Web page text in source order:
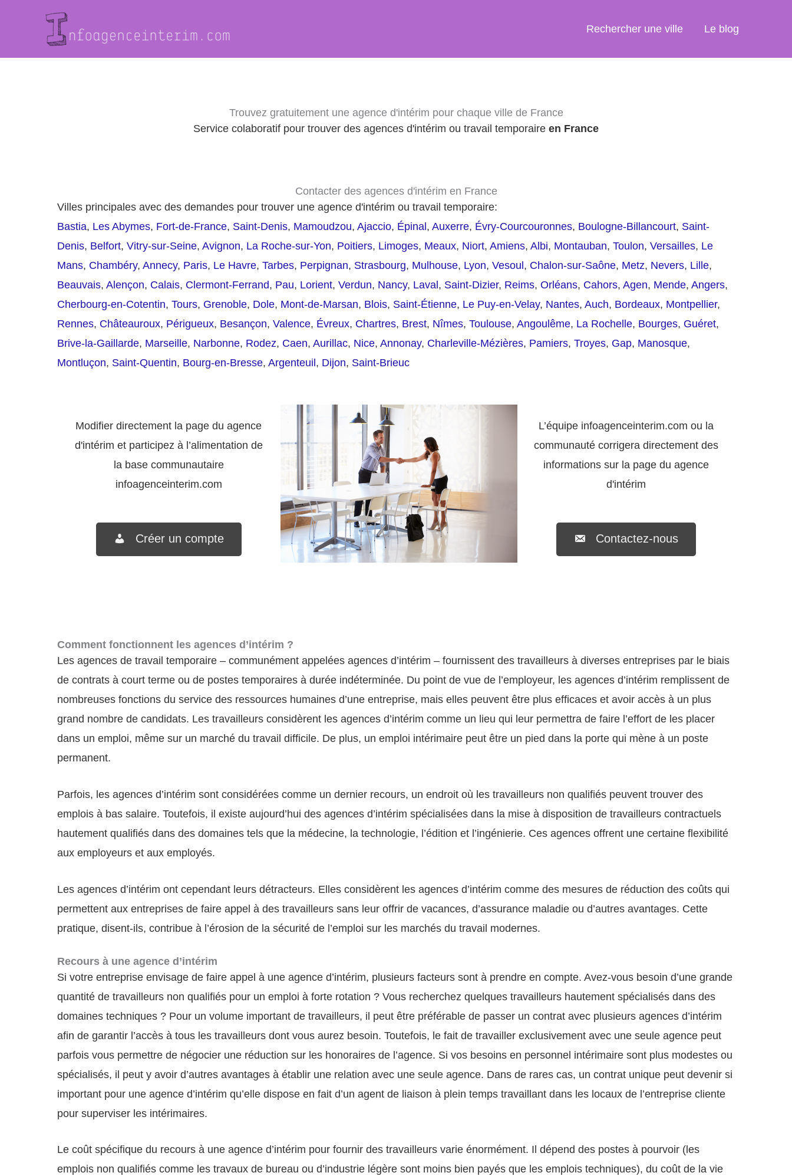
Rechercher une ville Le blog
Trouvez gratuitement une agence d'intérim pour chaque ville de France
Service colaboratif pour trouver des agences d'intérim ou travail temporaire en France
Contacter des agences d'intérim en France
Villes principales avec des demandes pour trouver une agence d'intérim ou travail temporaire:
Bastia, Les Abymes, Fort-de-France, Saint-Denis, Mamoudzou, Ajaccio, Épinal, Auxerre, Évry-Courcouronnes, Boulogne-Billancourt, Saint-
Denis, Belfort, Vitry-sur-Seine, Avignon, La Roche-sur-Yon, Poitiers, Limoges, Meaux, Niort, Amiens, Albi, Montauban, Toulon, Versailles, Le
Mans, Chambéry, Annecy, Paris, Le Havre, Tarbes, Perpignan, Strasbourg, Mulhouse, Lyon, Vesoul, Chalon-sur-Saône, Metz, Nevers, Lille,
Beauvais, Alençon, Calais, Clermont-Ferrand, Pau, Lorient, Verdun, Nancy, Laval, Saint-Dizier, Reims, Orléans, Cahors, Agen, Mende, Angers,
Cherbourg-en-Cotentin, Tours, Grenoble, Dole, Mont-de-Marsan, Blois, Saint-Étienne, Le Puy-en-Velay, Nantes, Auch, Bordeaux, Montpellier,
Rennes, Châteauroux, Périgueux, Besançon, Valence, Évreux, Chartres, Brest, Nîmes, Toulouse, Angoulême, La Rochelle, Bourges, Guéret,
Brive-la-Gaillarde, Marseille, Narbonne, Rodez, Caen, Aurillac, Nice, Annonay, Charleville-Mézières, Pamiers, Troyes, Gap, Manosque,
Montluçon, Saint-Quentin, Bourg-en-Bresse, Argenteuil, Dijon, Saint-Brieuc
Modifier directement la page du agence
d'intérim et participez à l’alimentation de
la base communautaire
infoagenceinterim.com
Créer un compte
L’équipe infoagenceinterim.com ou la
communauté corrigera directement des
informations sur la page du agence
d'intérim
Contactez-nous
Comment fonctionnent les agences d’intérim ?
Les agences de travail temporaire – communément appelées agences d’intérim – fournissent des travailleurs à diverses entreprises par le biais
de contrats à court terme ou de postes temporaires à durée indéterminée. Du point de vue de l’employeur, les agences d’intérim remplissent de
nombreuses fonctions du service des ressources humaines d’une entreprise, mais elles peuvent être plus efficaces et avoir accès à un plus
grand nombre de candidats. Les travailleurs considèrent les agences d’intérim comme un lieu qui leur permettra de faire l’effort de les placer
dans un emploi, même sur un marché du travail difficile. De plus, un emploi intérimaire peut être un pied dans la porte qui mène à un poste
permanent.
Parfois, les agences d’intérim sont considérées comme un dernier recours, un endroit où les travailleurs non qualifiés peuvent trouver des
emplois à bas salaire. Toutefois, il existe aujourd’hui des agences d’intérim spécialisées dans la mise à disposition de travailleurs contractuels
hautement qualifiés dans des domaines tels que la médecine, la technologie, l’édition et l’ingénierie. Ces agences offrent une certaine flexibilité
aux employeurs et aux employés.
Les agences d’intérim ont cependant leurs détracteurs. Elles considèrent les agences d’intérim comme des mesures de réduction des coûts qui
permettent aux entreprises de faire appel à des travailleurs sans leur offrir de vacances, d’assurance maladie ou d’autres avantages. Cette
pratique, disent-ils, contribue à l’érosion de la sécurité de l’emploi sur les marchés du travail modernes.
Recours à une agence d’intérim
Si votre entreprise envisage de faire appel à une agence d’intérim, plusieurs facteurs sont à prendre en compte. Avez-vous besoin d’une grande
quantité de travailleurs non qualifiés pour un emploi à forte rotation ? Vous recherchez quelques travailleurs hautement spécialisés dans des
domaines techniques ? Pour un volume important de travailleurs, il peut être préférable de passer un contrat avec plusieurs agences d’intérim
afin de garantir l’accès à tous les travailleurs dont vous aurez besoin. Toutefois, le fait de travailler exclusivement avec une seule agence peut
parfois vous permettre de négocier une réduction sur les honoraires de l’agence. Si vos besoins en personnel intérimaire sont plus modestes ou
spécialisés, il peut y avoir d’autres avantages à établir une relation avec une seule agence. Dans de rares cas, un contrat unique peut devenir si
important pour une agence d’intérim qu’elle dispose en fait d’un agent de liaison à plein temps travaillant dans les locaux de l’entreprise cliente
pour superviser les intérimaires.
Le coût spécifique du recours à une agence d’intérim pour fournir des travailleurs varie énormément. Il dépend des postes à pourvoir (les
emplois non qualifiés comme les travaux de bureau ou d’industrie légère sont moins bien payés que les emplois techniques), du coût de la vie